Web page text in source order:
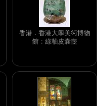
香港．香港大學美術博物
館：綠釉皮囊壺